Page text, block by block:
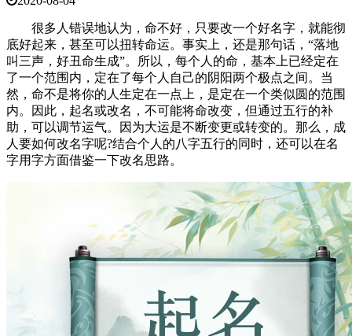
很多人错误地认为，命不好，只要改一个好名字，就能彻
底好起来，甚至可以扭转命运。事实上，还是那句话，“落地
叫三声，好丑命生成”。所以，每个人的命，基本上已经定在
了一个范围内，定在了每个人自己的阴阳两个极点之间。当
然，命不是将你的人生定在一点上，是定在一个类似圆的范围
内。因此，起名或改名，不可能将命改变，但通过五行的补
助，可以调节运气。因为大运是不断变更或转变的。那么，成
人要如何改名字呢?结合个人的八字五行的同时，还可以在名
字用字方面借鉴一下改名思路。